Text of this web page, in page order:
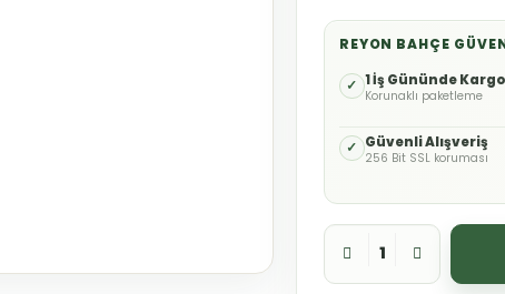
REYON BAHÇE
✓ 1 İş Gününde Kargo
Korunaklı paketleme
✓ Güvenli Alışveriş
256 Bit SSL koruması